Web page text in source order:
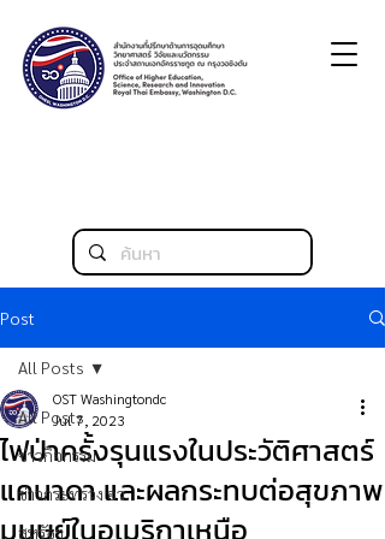
Post
All Posts
ข่าวกิจกรรม
ข่าวกระทรวง อว.
สหรัฐฯ
All Posts
ไฟป่าครั้งรุนแรงในประวัติศาสตร์
แคนาดา และผลกระทบต่อสุขภาพ
มนุษย์ในอเมริกาเหนือ
OST Washingtondc
Jul 7, 2023